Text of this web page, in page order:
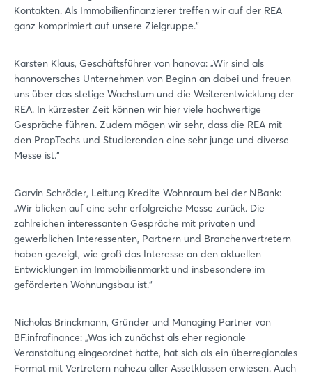
Kontakten. Als Immobilienfinanzierer treffen wir auf der REA
ganz komprimiert auf unsere Zielgruppe.“
Karsten Klaus, Geschäftsführer von hanova: „Wir sind als
hannoversches Unternehmen von Beginn an dabei und freuen
uns über das stetige Wachstum und die Weiterentwicklung der
REA. In kürzester Zeit können wir hier viele hochwertige
Gespräche führen. Zudem mögen wir sehr, dass die REA mit
den PropTechs und Studierenden eine sehr junge und diverse
Messe ist.“
Garvin Schröder, Leitung Kredite Wohnraum bei der NBank:
„Wir blicken auf eine sehr erfolgreiche Messe zurück. Die
zahlreichen interessanten Gespräche mit privaten und
gewerblichen Interessenten, Partnern und Branchenvertretern
haben gezeigt, wie groß das Interesse an den aktuellen
Entwicklungen im Immobilienmarkt und insbesondere im
geförderten Wohnungsbau ist.“
Nicholas Brinckmann, Gründer und Managing Partner von
BF.infrafinance: „Was ich zunächst als eher regionale
Veranstaltung eingeordnet hatte, hat sich als ein überregionales
Format mit Vertretern nahezu aller Assetklassen erwiesen. Auch